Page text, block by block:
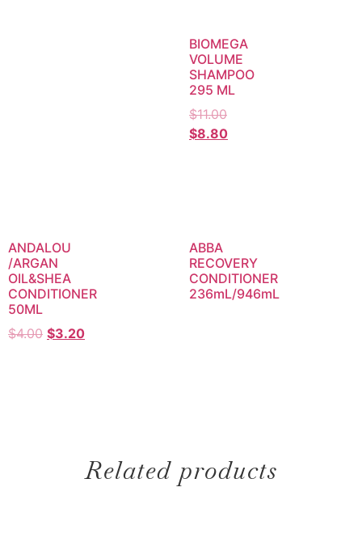
BIOMEGA
VOLUME
SHAMPOO
295 ML
$11.00
$8.80
ANDALOU
/ARGAN
OIL&SHEA
CONDITIONER
50ML
$4.00 $3.20
ABBA
RECOVERY
CONDITIONER
236mL/946mL
Related products